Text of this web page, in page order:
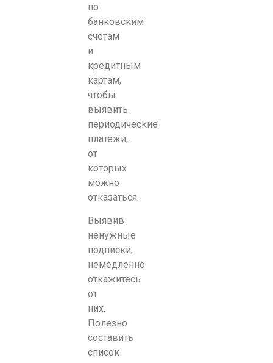
по
банковским
счетам
и
кредитным
картам,
чтобы
выявить
периодические
платежи,
от
которых
можно
отказаться.
Выявив
ненужные
подписки,
немедленно
откажитесь
от
них.
Полезно
составить
список